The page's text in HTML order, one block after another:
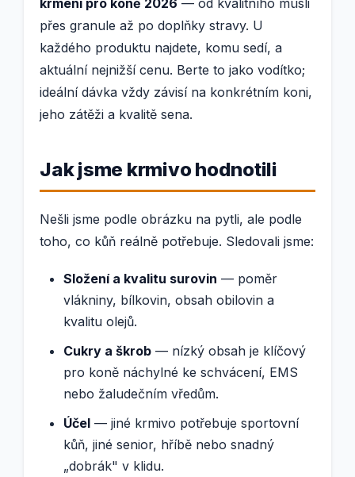
krmení pro koně 2026 — od kvalitního müsli
přes granule až po doplňky stravy. U
každého produktu najdete, komu sedí, a
aktuální nejnižší cenu. Berte to jako vodítko;
ideální dávka vždy závisí na konkrétním koni,
jeho zátěži a kvalitě sena.
Jak jsme krmivo hodnotili
Nešli jsme podle obrázku na pytli, ale podle
toho, co kůň reálně potřebuje. Sledovali jsme:
Složení a kvalitu surovin — poměr
vlákniny, bílkovin, obsah obilovin a
kvalitu olejů.
Cukry a škrob — nízký obsah je klíčový
pro koně náchylné ke schvácení, EMS
nebo žaludečním vředům.
Účel — jiné krmivo potřebuje sportovní
kůň, jiné senior, hříbě nebo snadný
„dobrák" v klidu.